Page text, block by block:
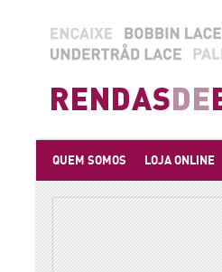
QUEM SOMOS LOJA ONLINE